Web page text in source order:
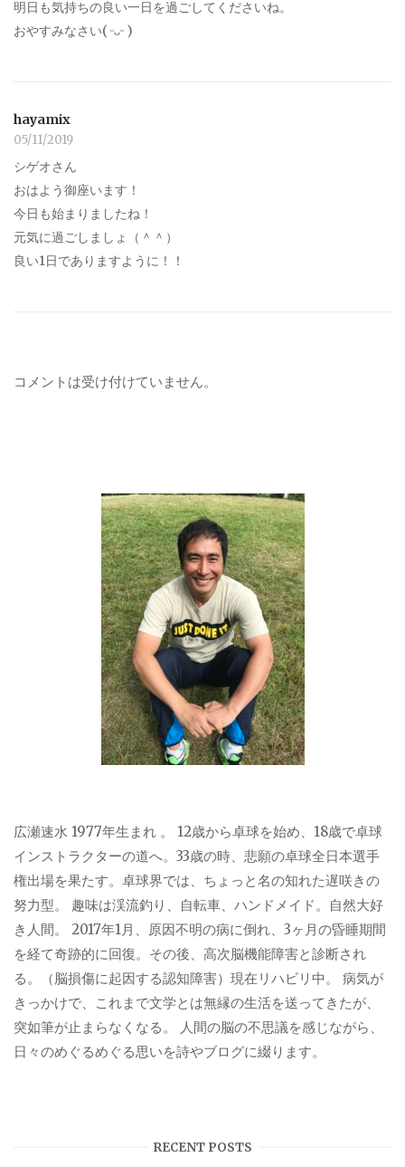
明日も気持ちの良い一日を過ごしてくださいね。
おやすみなさい( ᵕᴗᵕ )
hayamix
05/11/2019
シゲオさん
おはよう御座います！
今日も始まりましたね！
元気に過ごしましょ（＾＾）
良い1日でありますように！！
コメントは受け付けていません。
広瀬速水 1977年生まれ 。 12歳から卓球を始め、18歳で卓球
インストラクターの道へ。33歳の時、悲願の卓球全日本選手
権出場を果たす。卓球界では、ちょっと名の知れた遅咲きの
努力型。 趣味は渓流釣り、自転車、ハンドメイド。自然大好
き人間。 2017年1月、原因不明の病に倒れ、3ヶ月の昏睡期間
を経て奇跡的に回復。その後、高次脳機能障害と診断され
る。（脳損傷に起因する認知障害）現在リハビリ中。 病気が
きっかけで、これまで文学とは無縁の生活を送ってきたが、
突如筆が止まらなくなる。 人間の脳の不思議を感じながら、
日々のめぐるめぐる思いを詩やブログに綴ります。
RECENT POSTS